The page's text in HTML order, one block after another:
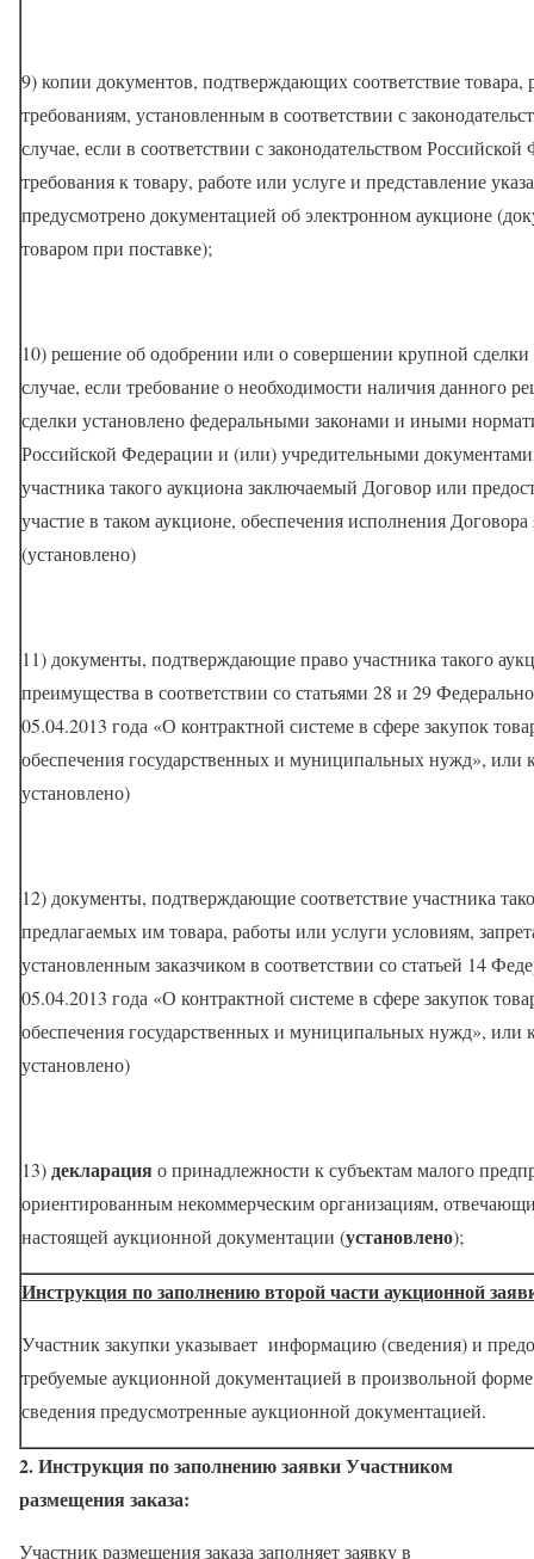
9) копии документов, подтверждающих соответствие товара,
требованиям, установленным в соответствии с
случае, если в соответствии с законодательством
требования к товару, работе или услуге и представление
предусмотрено документацией об электронном аукционе
товаром при поставке);
10) решение об одобрении или о совершении крупной
случае, если требование о необходимости наличия данного
сделки установлено федеральными законами и иными
Российской Федерации и (или) учредительными
участника такого аукциона заключаемый Договор или
участие в таком аукционе, обеспечения исполнения
(установлено)
11) документы, подтверждающие право участника такого
преимущества в соответствии со статьями 28 и 29
05.04.2013 года «О контрактной системе в сфере закупок
обеспечения государственных и муниципальных нужд», или
установлено)
12) документы, подтверждающие соответствие участника
предлагаемых им товара, работы или услуги условиям,
установленным заказчиком в соответствии со статьей 14
05.04.2013 года «О контрактной системе в сфере закупок
обеспечения государственных и муниципальных нужд», или
установлено)
13)декларацияо принадлежности к субъектам малого
ориентированным некоммерческим организациям,
настоящей аукционной документации (установлено);
Инструкция по заполнению второй части аукционной
Участник закупки указывает информацию (сведения) и
требуемые аукционной документацией в произвольной
сведения предусмотренные аукционной документацией.
2. Инструкция по заполнению заявки Участником
размещения заказа:
Участник размещения заказа заполняет заявку в